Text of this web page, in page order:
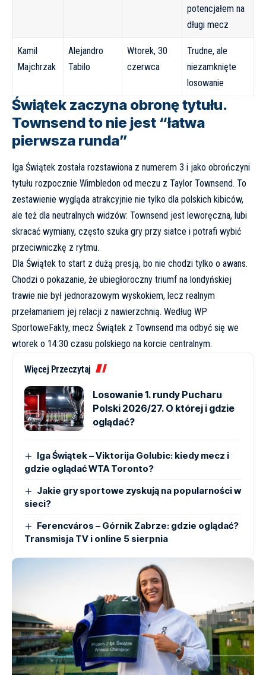
potencjałem na
długi mecz
Kamil
Majchrzak
Alejandro
Tabilo
Wtorek, 30
czerwca
Trudne, ale
niezamknięte
losowanie
Świątek zaczyna obronę tytułu.
Townsend to nie jest “łatwa
pierwsza runda”
Iga Świątek została rozstawiona z numerem 3 i jako obrończyni
tytułu rozpocznie Wimbledon od meczu z Taylor Townsend. To
zestawienie wygląda atrakcyjnie nie tylko dla polskich kibiców,
ale też dla neutralnych widzów: Townsend jest leworęczna, lubi
skracać wymiany, często szuka gry przy siatce i potrafi wybić
przeciwniczkę z rytmu.
Dla Świątek to start z dużą presją, bo nie chodzi tylko o awans.
Chodzi o pokazanie, że ubiegłoroczny triumf na londyńskiej
trawie nie był jednorazowym wyskokiem, lecz realnym
przełamaniem jej relacji z nawierzchnią. Według WP
SportoweFakty, mecz Świątek z Townsend ma odbyć się we
wtorek o 14:30 czasu polskiego na korcie centralnym.
Więcej Przeczytaj
Losowanie 1. rundy Pucharu
Polski 2026/27. O której i gdzie
oglądać?
Iga Świątek – Viktorija Golubic: kiedy mecz i
gdzie oglądać WTA Toronto?
Jakie gry sportowe zyskują na popularności w
sieci?
Ferencváros – Górnik Zabrze: gdzie oglądać?
Transmisja TV i online 5 sierpnia